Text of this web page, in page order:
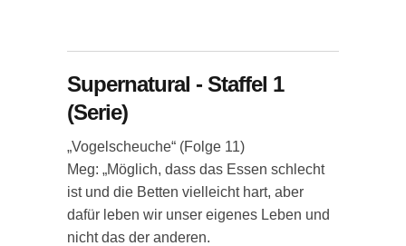
Supernatural - Staffel 1
(Serie)
„Vogelscheuche“ (Folge 11)
Meg: „Möglich, dass das Essen schlecht
ist und die Betten vielleicht hart, aber
dafür leben wir unser eigenes Leben und
nicht das der anderen.